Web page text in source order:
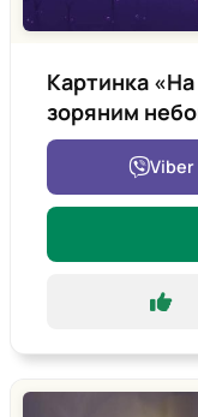
Картинка «На
зоряним
Viber